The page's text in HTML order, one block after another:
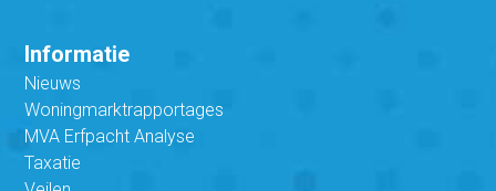
Informatie
Nieuws
Woningmarktrapportages
MVA Erfpacht Analyse
Taxatie